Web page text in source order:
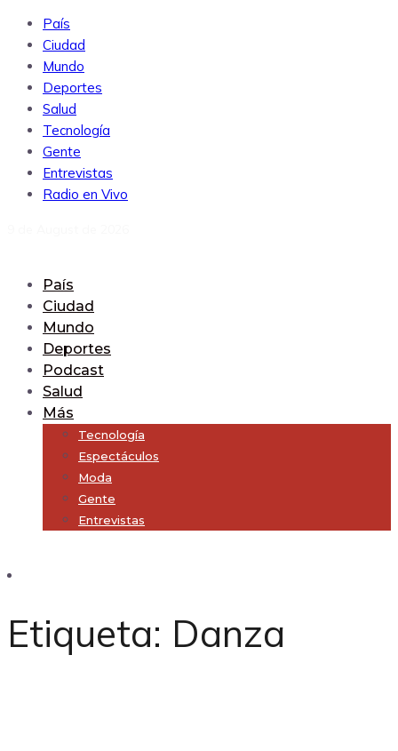
País
Ciudad
Mundo
Deportes
Salud
Tecnología
Gente
Entrevistas
Radio en Vivo
País
Ciudad
Mundo
Deportes
Podcast
Salud
Más
Tecnología
Espectáculos
Moda
Gente
Entrevistas
Etiqueta: Danza